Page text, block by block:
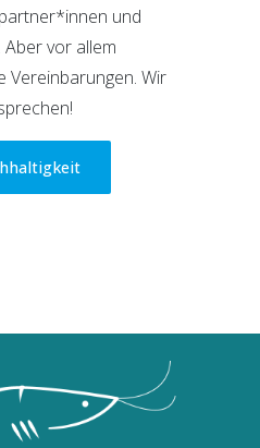
und
vor allem
Vereinbarungen. Wir